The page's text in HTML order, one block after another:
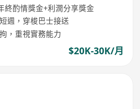
終酌情獎金+利潤分享獎金
週，穿梭巴士接送
，重視實務能力
$20K-30K/月